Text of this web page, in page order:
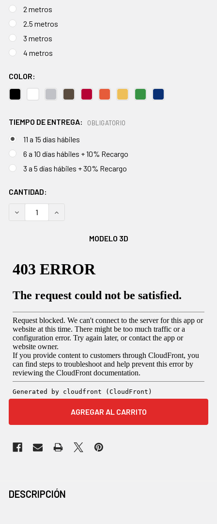
2 metros
2.5 metros
3 metros
4 metros
COLOR:
TIEMPO DE ENTREGA: OBLIGATORIO
11 a 15 días hábiles
6 a 10 días hábiles + 10% Recargo
3 a 5 días hábiles + 30% Recargo
EXISTENCIAS
ACTUALES:
CANTIDAD:
DISMINUIR CANTIDAD:AUMENTAR CANTIDAD:
MODELO 3D
JUNTOS
DESCRIPCIÓN